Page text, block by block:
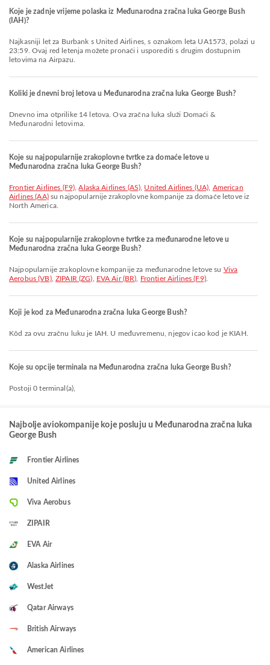
Koje je zadnje vrijeme polaska iz Međunarodna zračna luka George Bush
(IAH)?
Najkasniji let za Burbank s United Airlines, s oznakom leta UA1573, polazi u
23:59. Ovaj red letenja možete pronaći i usporediti s drugim dostupnim
letovima na Airpazu.
Koliki je dnevni broj letova u Međunarodna zračna luka George Bush?
Dnevno ima otprilike 14 letova. Ova zračna luka služi Domaći &
Međunarodni letovima.
Koje su najpopularnije zrakoplovne tvrtke za domaće letove u
Međunarodna zračna luka George Bush?
Frontier Airlines (F9) ,Alaska Airlines (AS) United Airlines (UA) American
Airlines (AA)su najpopularnije zrakoplovne kompanije za domaće letove iz
North America.
Koje su najpopularnije zrakoplovne tvrtke za međunarodne letove u
Međunarodna zračna luka George Bush?
Najpopularnije zrakoplovne kompanije za međunarodne letove su Viva
Aerobus (VB), ZIPAIR (ZG) EVA Air (BR) Frontier Airlines (F9).
Koji je kod za Međunarodna zračna luka George Bush?
Kôd za ovu zračnu luku je IAH. U međuvremenu, njegov icao kod je KIAH.
Koje su opcije terminala na Međunarodna zračna luka George Bush?
Postoji 0 terminal(a),
Najbolje aviokompanije koje posluju u Međunarodna zračna luka
George Bush
Frontier Airlines
United Airlines
Viva Aerobus
ZIPAIR
EVA Air
Alaska Airlines
WestJet
Qatar Airways
British Airways
American Airlines